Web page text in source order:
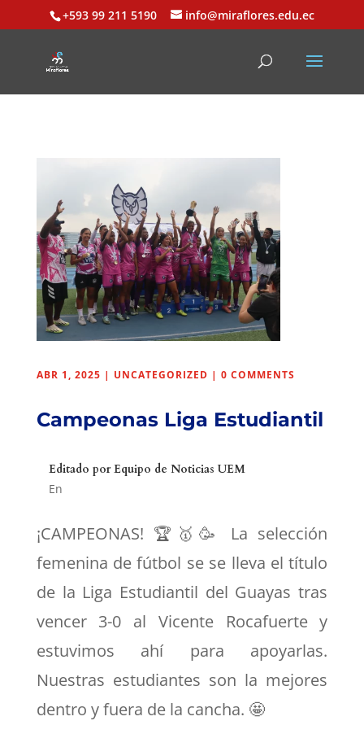
+593 99 211 5190 info@miraflores.edu.ec
ABR 1, 2025 | UNCATEGORIZED | 0 COMMENTS
Campeonas Liga Estudiantil
Editado porEquipo de Noticias UEM
En
¡CAMPEONAS! 🏆🥇🥳 La selección
femenina de fútbol se se lleva el título
de la Liga Estudiantil del Guayas tras
vencer 3-0 al Vicente Rocafuerte y
estuvimos ahí para apoyarlas.
Nuestras estudiantes son la mejores
dentro y fuera de la cancha. 🤩